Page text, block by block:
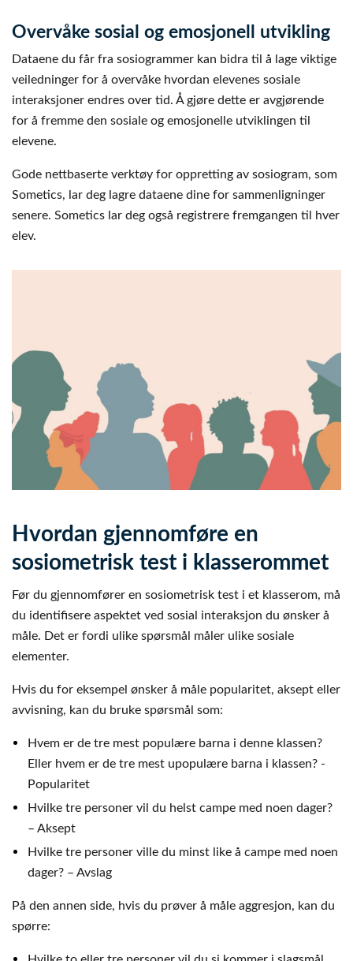
Overvåke sosial og emosjonell utvikling
Dataene du får fra sosiogrammer kan bidra til å lage viktige
veiledninger for å overvåke hvordan elevenes sosiale
interaksjoner endres over tid. Å gjøre dette er avgjørende
for å fremme den sosiale og emosjonelle utviklingen til
elevene.
Gode ​​nettbaserte verktøy for oppretting av sosiogram, som
Sometics, lar deg lagre dataene dine for sammenligninger
senere. Sometics lar deg også registrere fremgangen til hver
elev.
Hvordan gjennomføre en
sosiometrisk test i klasserommet
Før du gjennomfører en sosiometrisk test i et klasserom, må
du identifisere aspektet ved sosial interaksjon du ønsker å
måle. Det er fordi ulike spørsmål måler ulike sosiale
elementer.
Hvis du for eksempel ønsker å måle popularitet, aksept eller
avvisning, kan du bruke spørsmål som:
Hvem er de tre mest populære barna i denne klassen?
Eller hvem er de tre mest upopulære barna i klassen? -
Popularitet
Hvilke tre personer vil du helst campe med noen dager?
– Aksept
Hvilke tre personer ville du minst like å campe med noen
dager? – Avslag
På den annen side, hvis du prøver å måle aggresjon, kan du
spørre: